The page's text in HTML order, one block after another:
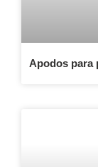
Apodos para